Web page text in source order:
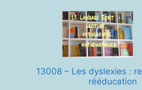
13008 – Les dyslexies :
rééducation